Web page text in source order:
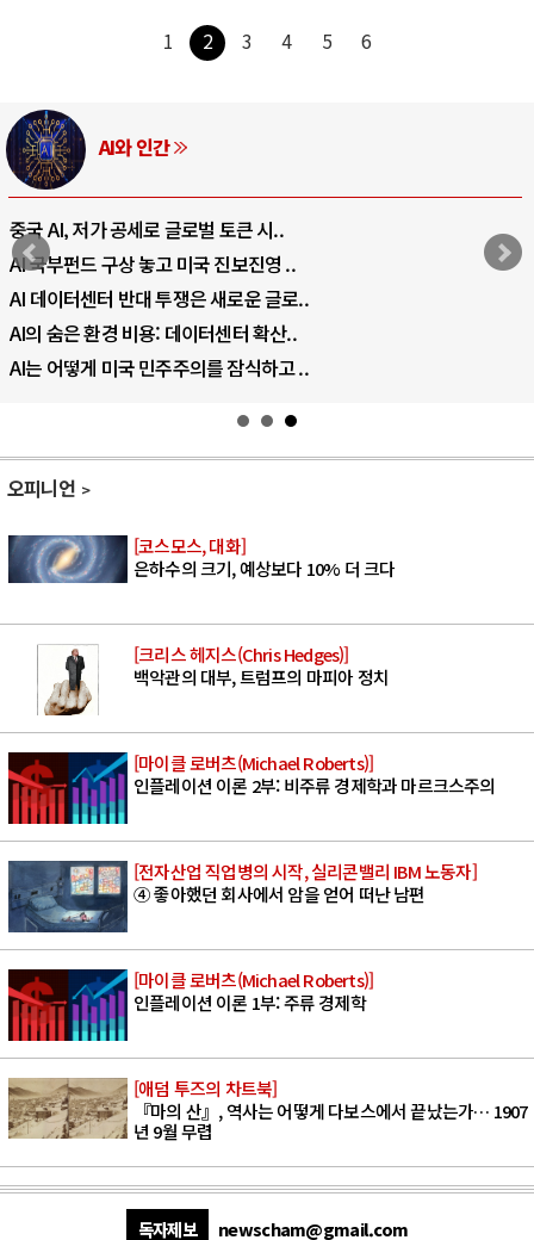
1 2 3 4 5 6
러시아-우크라이나 전쟁
전쟁의 추상화: 우크라이나, 대리전의 역..
EU·우크라이나 드론 협력 직후, 러시아..
나토, 우크라 군사지원 2027년까지 공..
우크라이나, 덴마크, 에스토니아, 네덜란..
러·우크라, 대규모 공습 주고받아…민간 ..
오피니언
[코스모스, 대화]
은하수의 크기, 예상보다 10% 더 크다
[크리스 헤지스(Chris Hedges)]
백악관의 대부, 트럼프의 마피아 정치
[마이클 로버츠(Michael Roberts)]
인플레이션 이론 2부: 비주류 경제학과 마르크스주의
[전자산업 직업병의 시작, 실리콘밸리 IBM 노동자]
④ 좋아했던 회사에서 암을 얻어 떠난 남편
[마이클 로버츠(Michael Roberts)]
인플레이션 이론 1부: 주류 경제학
[애덤 투즈의 차트북]
『마의 산』, 역사는 어떻게 다보스에서 끝났는가… 1907
년 9월 무렵
독자제보 newscham@gmail.com